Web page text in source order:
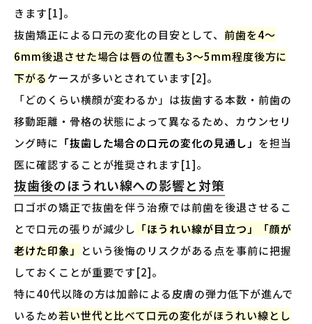
きます[1]。
抜歯矯正による口元の変化の目安として、 前歯を4〜
6mm後退させた場合は唇の位置も3〜5mm程度後方に
下がるケースが多いとされています[2]。
「どのくらい横顔が変わるか」は抜歯する本数・前歯の
移動距離・骨格の状態によって異なるため、カウンセリ
ング時に 「抜歯した場合の口元の変化の見通し」 を担当
医に確認することが推奨されます[1]。
抜歯後のほうれい線への影響と対策
口ゴボの矯正で抜歯を伴う治療では前歯を後退させるこ
とで口元の張りが減少し 「ほうれい線が目立つ」「顔が
老けた印象」
という後悔のリスクがある点を事前に把握
しておくことが重要です[2]。
特に40代以降の方は加齢による皮膚の弾力低下が進んで
いるため若い世代と比べて口元の変化がほうれい線とし